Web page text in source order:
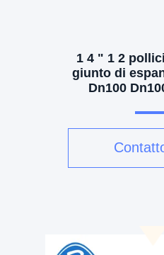
1 4 " 1 2
giunto di
Dn100